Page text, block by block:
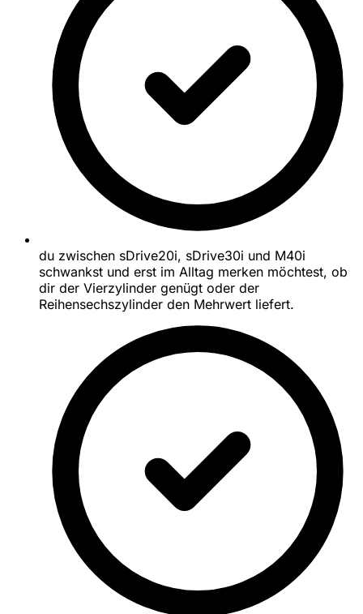
du zwischen sDrive20i, sDrive30i und M40i
schwankst und erst im Alltag merken möchtest, ob
dir der Vierzylinder genügt oder der
Reihensechszylinder den Mehrwert liefert.